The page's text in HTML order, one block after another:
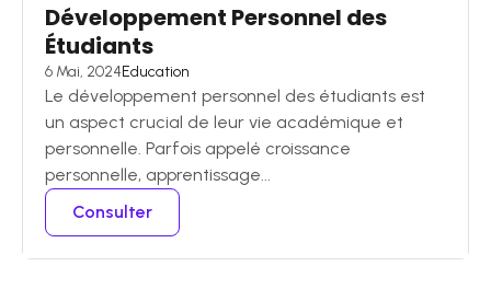
Développement Personnel des
Étudiants
6 Mai, 2024Education
Le développement personnel des étudiants est
un aspect crucial de leur vie académique et
personnelle. Parfois appelé croissance
personnelle, apprentissage...
Consulter